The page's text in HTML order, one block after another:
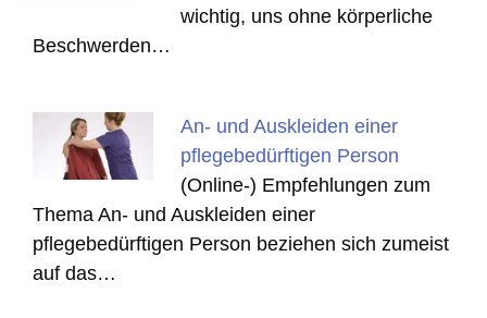
wichtig, uns ohne körperliche
Beschwerden…
An- und Auskleiden einer
pflegebedürftigen Person
(Online-) Empfehlungen zum
Thema An- und Auskleiden einer
pflegebedürftigen Person beziehen sich zumeist
auf das…